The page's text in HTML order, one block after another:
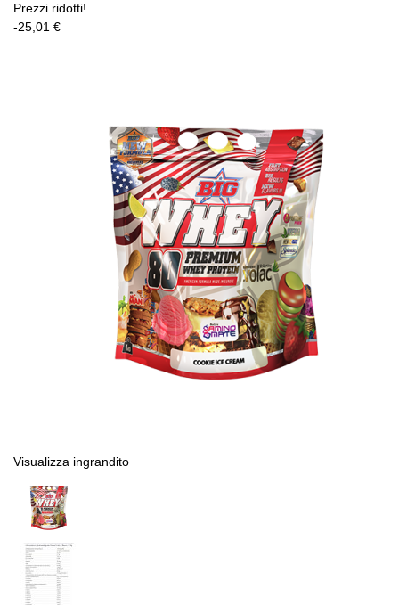
Prezzi ridotti!
-25,01 €
Visualizza ingrandito